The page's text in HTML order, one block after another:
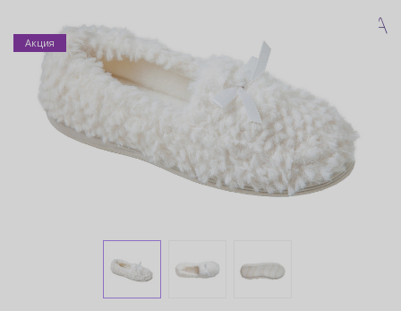
Акция